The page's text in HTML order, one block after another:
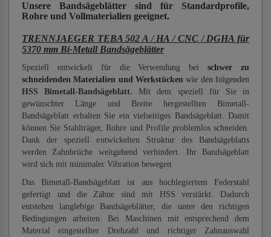
Unsere Bandsägeblätter sind für Standardprofile,
Rohre und Vollmaterialien geeignet.
TRENNJAEGER TEBA 502 A / HA / CNC / DGHA für
5370 mm Bi-Metall Bandsägeblätter
Speziell entwickelt für die Verwendung beischwer zu
schneidenden Materialien und Werkstücken wie den folgenden
HSS Bimetall-Bandsägeblatt. Mit dem speziell für Sie in
gewünschter Länge und Breite hergestellten Bimetall-
Bandsägeblatt erhalten Sie ein vielseitiges Bandsägeblatt. Damit
können Sie Stahlträger, Rohre und Profile problemlos schneiden.
Dank der speziell entwickelten Struktur des Bandsägeblatts
werden Zahnbrüche weitgehend verhindert. Ihr Bandsägeblatt
wird sich mit minimaler Vibration bewegen.
Das Bimetall-Bandsägeblatt ist aus hochlegiertem Federstahl
gefertigt und die Zähne sind mit HSS verstärkt. Dadurch
entstehen langlebige Bandsägeblätter, die unter den richtigen
Bedingungen arbeiten. Bei Maschinen mit entsprechend dem
Material eingestellter Drehzahl und richtiger Zahnauswahl